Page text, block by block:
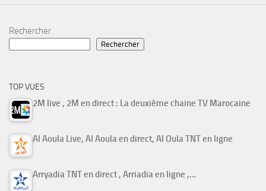
Rechercher
Rechercher
TOP VUES
2M live , 2M en direct : La deuxième chaine TV Marocaine
Al Aoula Live, Al Aoula en direct, Al Oula TNT en ligne
Arryadia TNT en direct , Arriadia en ligne ,…